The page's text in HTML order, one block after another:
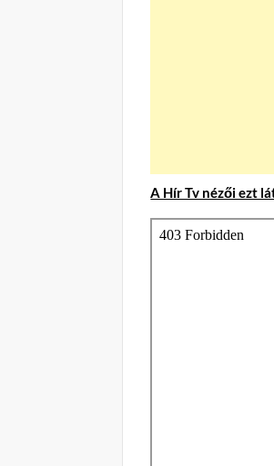
A Hír Tv nézői ezt